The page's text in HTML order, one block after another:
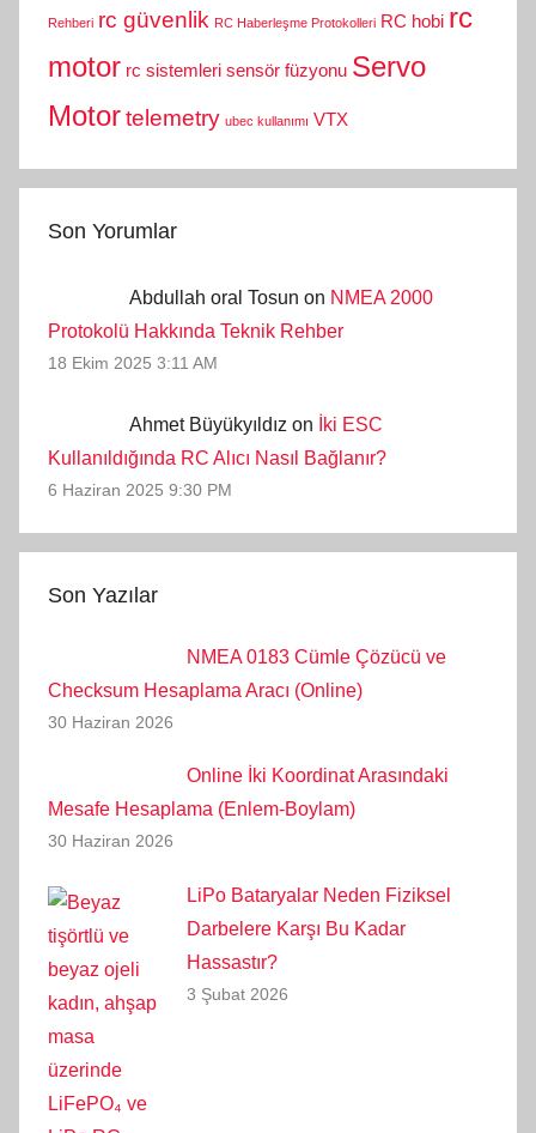
Rehberi rc güvenlik RC Haberleşme Protokolleri RC hobi rc
motor rc sistemleri sensör füzyonu Servo
Motortelemetry ubec kullanımı VTX
Son Yorumlar
Abdullah oral Tosun on NMEA 2000
Protokolü Hakkında Teknik Rehber
18 Ekim 2025 3:11 AM
Ahmet Büyükyıldız on
İki ESC
Kullanıldığında RC Alıcı Nasıl Bağlanır?
6 Haziran 2025 9:30 PM
Son Yazılar
NMEA 0183 Cümle Çözücü ve
Checksum Hesaplama Aracı (Online)
30 Haziran 2026
Online İki Koordinat Arasındaki
Mesafe Hesaplama (Enlem-Boylam)
30 Haziran 2026
LiPo Bataryalar Neden Fiziksel
Darbelere Karşı Bu Kadar
Hassastır?
3 Şubat 2026